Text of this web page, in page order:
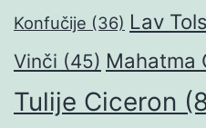
Konfučije (36) Lav
Vinči (45) Mahatma
Tulije Ciceron